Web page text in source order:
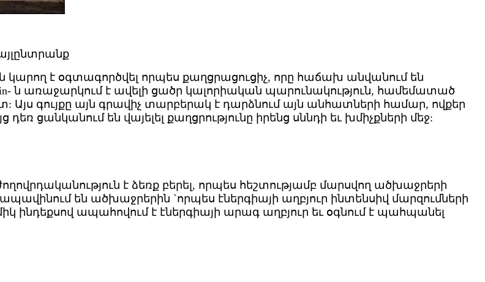
կարող է օգտագործվել որպես քաղցրացուցիչ, որը հաճախ անվանում են
ն առաջարկում է ավելի ցածր կալորիական պարունակություն, համեմատած
գույքը այն գրավիչ տարբերակ է դարձնում այն ​​անհատների համար, ովքեր
ցանկանում են վայելել քաղցրությունը իրենց սննդի եւ խմիչքների մեջ:
է ձեռք բերել, որպես հեշտությամբ մարսվող ածխաջրերի
են ածխաջրերին `որպես էներգիայի աղբյուր ինտենսիվ մարզումների
ինդեքսով ապահովում է էներգիայի արագ աղբյուր եւ օգնում է պահպանել